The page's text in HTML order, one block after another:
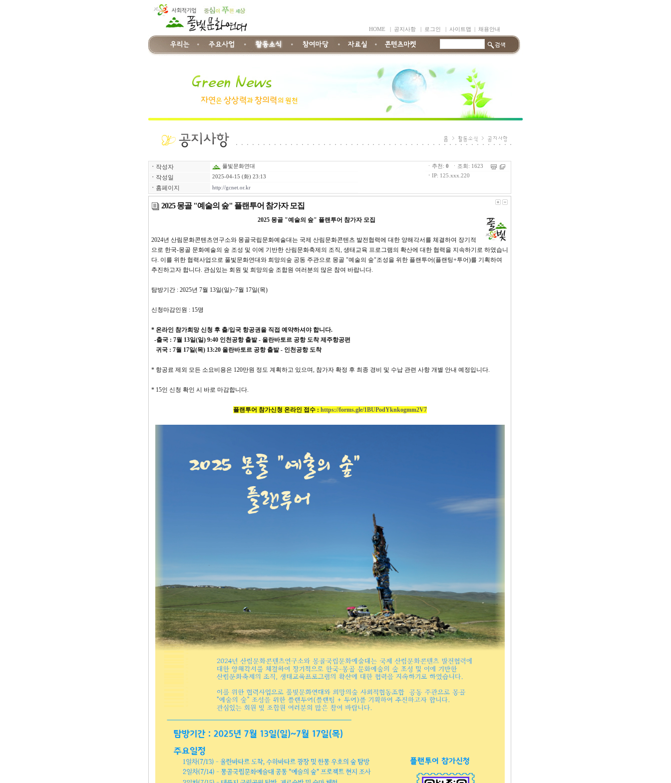
HOME 공지사항 로그인 사이트맵 채용안내
ㆍ 작성자 풀빛문화연대
ㆍ 작성일 2025-04-15 (화) 23:13
ㆍ 홈페이지 http://gcnet.or.kr
ㆍ추천: 0 ㆍ조회: 1623
ㆍ IP: 125.xxx.220
2025 몽골 "예술의 숲" 플랜투어 참가자 모집
2025 몽골 "예술의 숲" 플랜투어 참가자 모집
2024년 산림문화콘텐츠연구소와 몽골국립문화예술대는 국제 산림문화콘텐츠 발전협력에 대한 양해각서를 체결하여 장기적
으로 한국-몽골 문화예술의 숲 조성 및 이에 기반한 산림문화축제의 조직, 생태교육 프로그램의 확산에 대한 협력을 지속하기로 하였습니
다. 이를 위한 협력사업으로 풀빛문화연대와 희망의숲 공동 주관으로 몽골 "예술의 숲"조성을 위한 플랜투어(플랜팅+투어)를 기획하여
추진하고자 합니다. 관심있는 회원 및 희망의숲 조합원 여러분의 많은 참여 바랍니다.
탐방기간 : 2025년 7월 13일(일)~7월 17일(목)
신청마감인원 : 15명
* 온라인 참가희망 신청 후 출/입국 항공권을 직접 예약하셔야 합니다.
-출국 : 7월 13일(일) 9:40 인천공항 출발 - 울란바토르 공항 도착 제주항공편
귀국 : 7월 17일(목) 13:20 울란바토르 공항 출발 - 인천공항 도착
* 항공료 제외 모든 소요비용은 120만원 정도 계획하고 있으며, 참가자 확정 후 최종 경비 및 수납 관련 사항 개별 안내 예정입니다.
* 15인 신청 확인 시 바로 마감합니다.
플랜투어 참가신청 온라인 접수 : https://forms.gle/1BUPodYknkogmm2V7